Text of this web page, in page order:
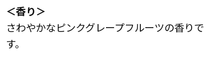
＜香り＞
さわやかなピンクグレープフルーツの香りで
す。